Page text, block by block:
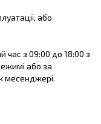
або
час з 09:00 до 18:00 з
або за
месенджері.